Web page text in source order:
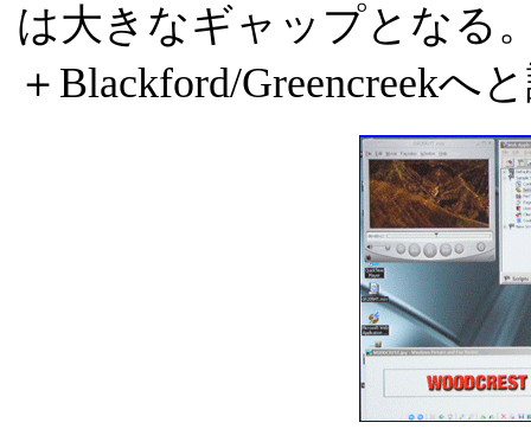
は大きなギャップとなる
＋Blackford/Greencreekへ